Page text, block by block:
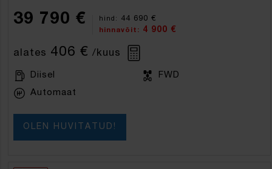
39 790 € hind: 44 690 €
hinnavõit: 4 900 €
alates 406 € /kuus
Diisel
FWD
Automaat
OLEN HUVITATUD!